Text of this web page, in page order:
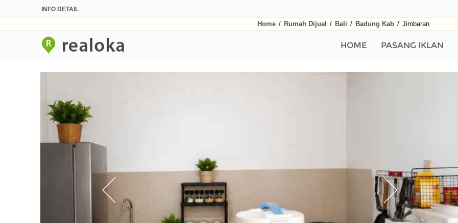
INFO DETAIL
Home / Rumah Dijual / Bali / Badung Kab / Jimbaran
HOME PASANG IKLAN